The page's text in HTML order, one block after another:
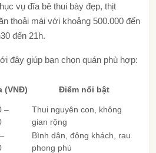
vụ đĩa bê thui bày đẹp, thịt
thoải mái với khoảng 500.000 đến
đến 21h.
đây giúp bạn chọn quán phù hợp:
(VNĐ) Điểm nổi bật
–
Thui nguyên con, không
gian rộng
Bình dân, đông khách, rau
phong phú